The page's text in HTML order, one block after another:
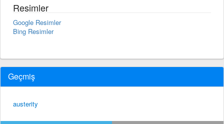
Resimler
Google Resimler
Bing Resimler
Geçmiş
austerity